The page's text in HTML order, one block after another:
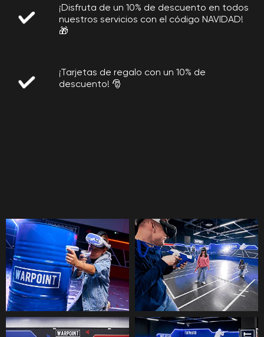
¡Disfruta de un 10% de descuento en todos
nuestros servicios con el código NAVIDAD!
🎁
¡Tarjetas de regalo con un 10% de
descuento! 🎅